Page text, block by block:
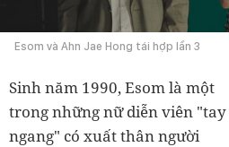
Esom và Ahn Jae Hong tái hợp lần 3
Sinh năm 1990, Esom là một
trong những nữ diễn viên "tay
ngang" có xuất thân người